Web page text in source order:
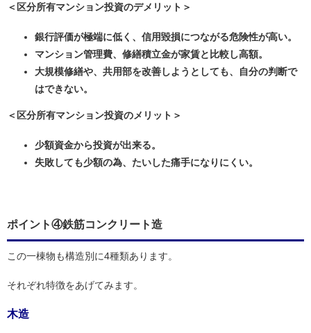
＜区分所有マンション投資のデメリット＞
銀行評価が極端に低く、信用毀損につながる危険性が高い。
マンション管理費、修繕積立金が家賃と比較し高額。
大規模修繕や、共用部を改善しようとしても、自分の判断で
はできない。
＜区分所有マンション投資のメリット＞
少額資金から投資が出来る。
失敗しても少額の為、たいした痛手になりにくい。
ポイント④鉄筋コンクリート造
この一棟物も構造別に4種類あります。
それぞれ特徴をあげてみます。
木造